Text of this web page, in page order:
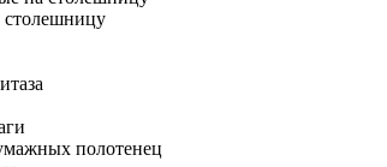
столешницу
полотенец